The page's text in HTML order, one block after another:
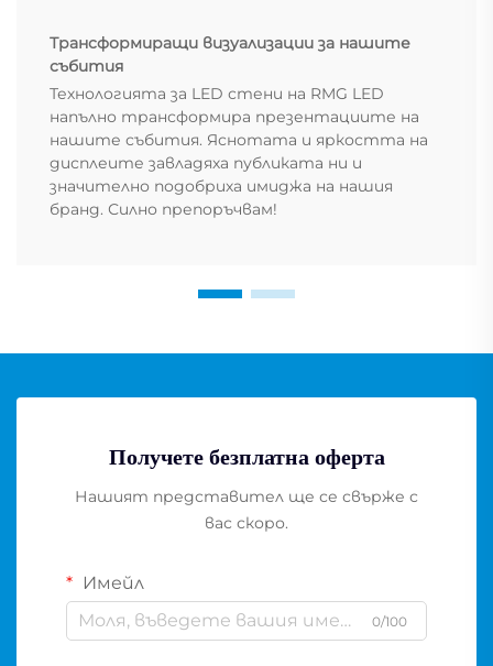
Трансформиращи визуализации за нашите
събития
Технологията за LED стени на RMG LED
напълно трансформира презентациите на
нашите събития. Яснотата и яркостта на
дисплеите завладяха публиката ни и
значително подобриха имиджа на нашия
бранд. Силно препоръчвам!
Получете безплатна оферта
Нашият представител ще се свърже с
вас скоро.
Имейл
0/100